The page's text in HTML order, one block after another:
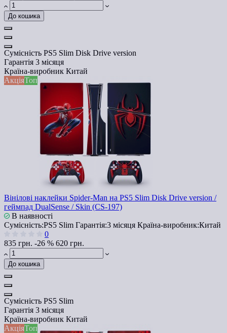
До кошика
Сумісність PS5 Slim Disk Drive version
Гарантія 3 місяця
Країна-виробник Китай
АкціяТоп
Вінілові наклейки Spider-Man на PS5 Slim Disk Drive version /
геймпад DualSense / Skin (CS-197)
В наявності
Сумісність:PS5 Slim Гарантія:3 місяця Країна-виробник:Китай
0
835 грн. -26 % 620 грн.
До кошика
Сумісність PS5 Slim
Гарантія 3 місяця
Країна-виробник Китай
АкціяТоп